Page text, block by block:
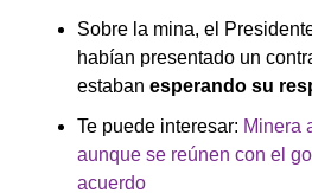
Sobre la mina, el
habían presentado un
estaban esperando su
Te puede interesar: Minera
aunque se reúnen con el
acuerdo